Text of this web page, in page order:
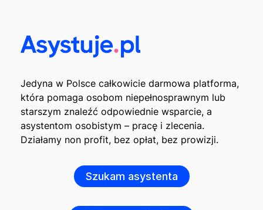
Jedyna w Polsce całkowicie darmowa platforma,
która pomaga osobom niepełnosprawnym lub
starszym znaleźć odpowiednie wsparcie, a
asystentom osobistym – pracę i zlecenia.
Działamy non profit, bez opłat, bez prowizji.
Szukam asystenta